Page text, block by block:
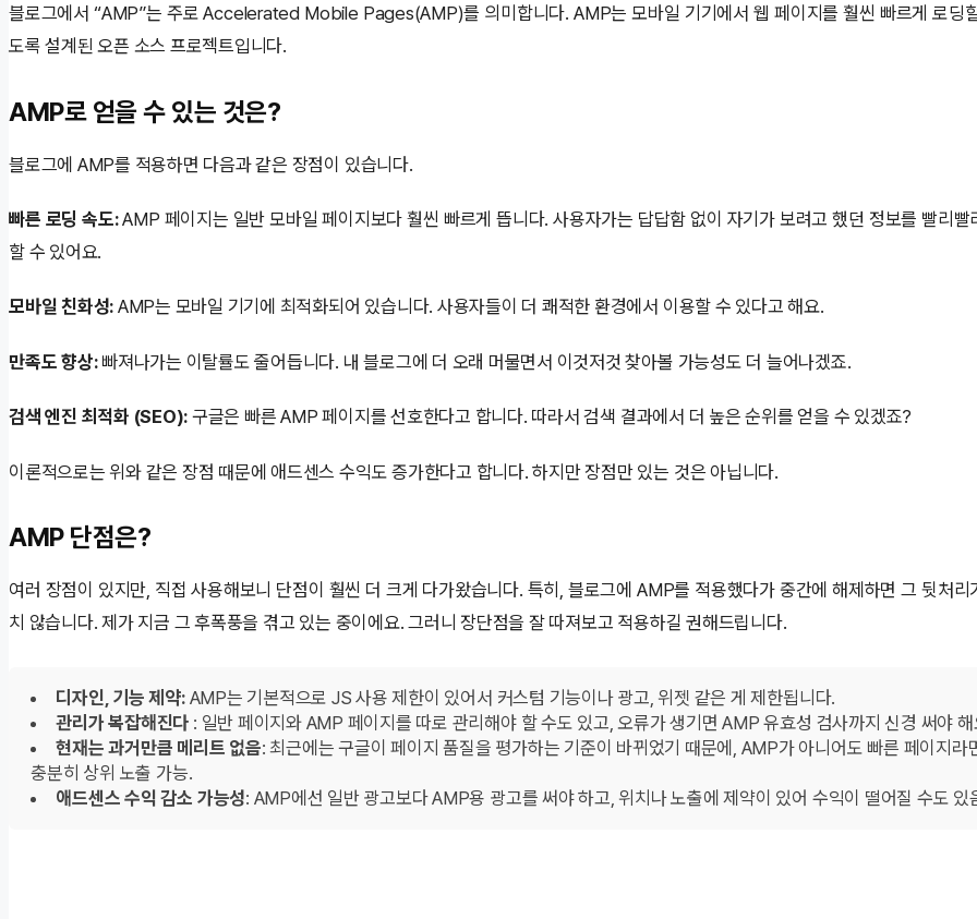
블로그에서 “AMP”는 주로 Accelerated Mobile Pages(AMP)를 의미합니다. AMP는 모바일 기기에서 웹 페이지를 훨씬 빠르게 로딩
도록 설계된 오픈 소스 프로젝트입니다.
AMP로 얻을 수 있는 것은?
블로그에 AMP를 적용하면 다음과 같은 장점이 있습니다.
빠른 로딩 속도:AMP 페이지는 일반 모바일 페이지보다 훨씬 빠르게 뜹니다. 사용자가는 답답함 없이 자기가 보려고 했던 정보를 빨리빨
할 수 있어요.
모바일 친화성: AMP는 모바일 기기에 최적화되어 있습니다. 사용자들이 더 쾌적한 환경에서 이용할 수 있다고 해요.
만족도 향상:빠져나가는 이탈률도 줄어듭니다. 내 블로그에 더 오래 머물면서 이것저것 찾아볼 가능성도 더 늘어나겠죠.
검색 엔진 최적화 (SEO): 구글은 빠른 AMP 페이지를 선호한다고 합니다. 따라서 검색 결과에서 더 높은 순위를 얻을 수 있겠죠?
이론적으로는 위와 같은 장점 때문에 애드센스 수익도 증가한다고 합니다. 하지만 장점만 있는 것은 아닙니다.
AMP 단점은?
여러 장점이 있지만, 직접 사용해보니 단점이 훨씬 더 크게 다가왔습니다. 특히, 블로그에 AMP를 적용했다가 중간에 해제하면 그 뒷처리
치 않습니다. 제가 지금 그 후폭풍을 겪고 있는 중이에요. 그러니 장단점을 잘 따져보고 적용하길 권해드립니다.
디자인, 기능 제약:AMP는 기본적으로 JS 사용 제한이 있어서 커스텀 기능이나 광고, 위젯 같은 게 제한됩니다.
관리가 복잡해진다 : 일반 페이지와 AMP 페이지를 따로 관리해야 할 수도 있고, 오류가 생기면 AMP 유효성 검사까지 신경 써야 해
현재는 과거만큼 메리트 없음: 최근에는 구글이 페이지 품질을 평가하는 기준이 바뀌었기 때문에, AMP가 아니어도 빠른 페이지라
충분히 상위 노출 가능.
애드센스 수익 감소 가능성: AMP에선 일반 광고보다 AMP용 광고를 써야 하고, 위치나 노출에 제약이 있어 수익이 떨어질 수도 있